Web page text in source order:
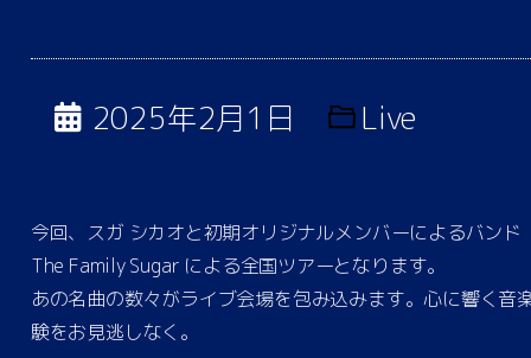
2025年2月1日 Live
今回、スガ シカオと初期オリジナルメンバーによるバンド
The Family Sugar による全国ツアーとなります。
あの名曲の数々がライブ会場を包み込みます。心に響く音
験をお見逃しなく。